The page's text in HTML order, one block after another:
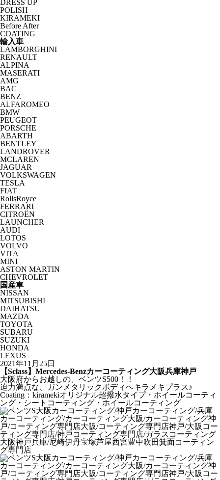
DRESS UP
POLISH
KIRAMEKI
Before After
COATING
輸入車
LAMBORGHINI
RENAULT
ALPINA
MASERATI
AMG
BAC
BENZ
ALFAROMEO
BMW
PEUGEOT
PORSCHE
ABARTH
BENTLEY
LANDROVER
MCLAREN
JAGUAR
VOLKSWAGEN
TESLA
FIAT
RollsRoyce
FERRARI
CITROËN
LAUNCHER
AUDI
LOTOS
VOLVO
VITA
MINI
ASTON MARTIN
CHEVROLET
国産車
NISSAN
MITSUBISHI
DAIHATSU
MAZDA
TOYOTA
SUBARU
SUZUKI
HONDA
LEXUS
2021年11月25日
【Sclass】Mercedes-Benzカーコーティング大阪兵庫神戸
大阪府からお越しの、ベンツS500！！
迫力満点な、ガンメタリックボディへキラメキプラス♪
Coating：kiramekiオリジナル超撥水タイプ・ホイールコーティ
ング・シートコーティング・ホイールコーティング